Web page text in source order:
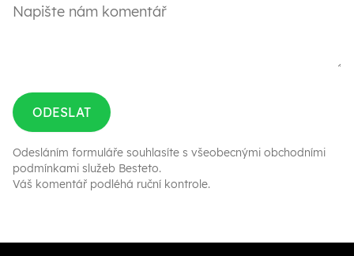
ODESLAT
Odesláním formuláře souhlasíte s všeobecnými obchodními
podmínkami služeb Besteto.
Váš komentář podléhá ruční kontrole.